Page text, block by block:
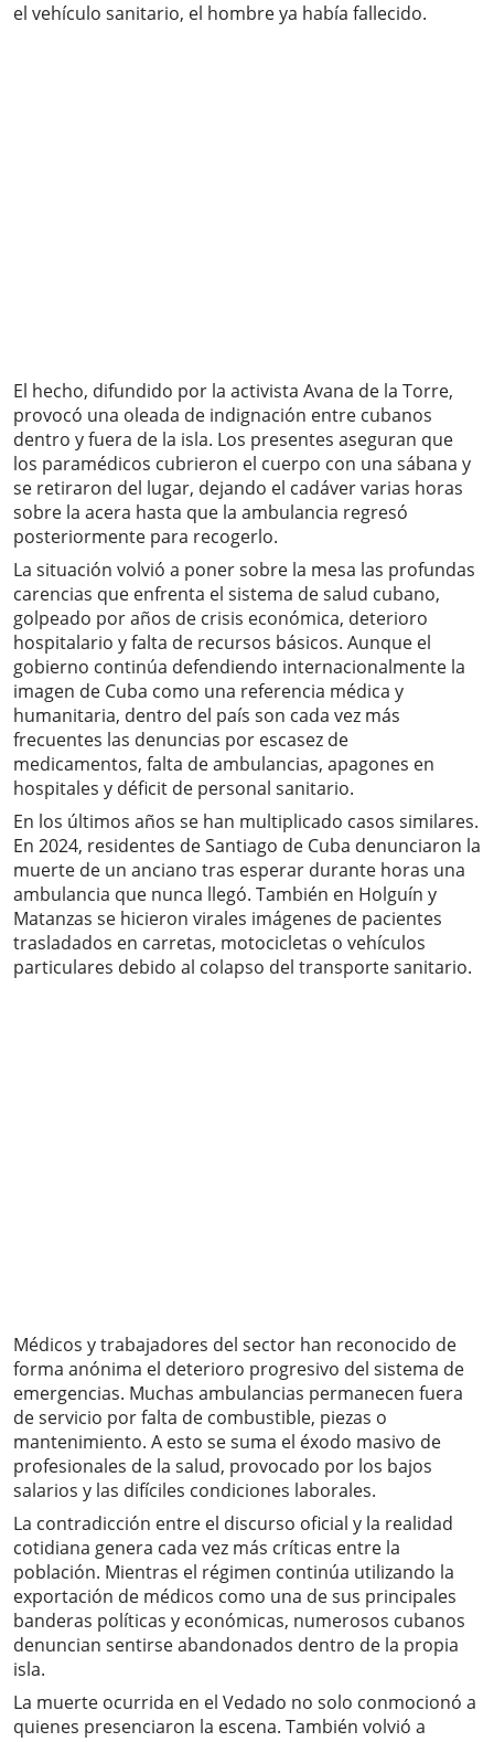
el vehículo sanitario, el hombre ya había fallecido.
El hecho, difundido por la activista Avana de la Torre,
provocó una oleada de indignación entre cubanos
dentro y fuera de la isla. Los presentes aseguran que
los paramédicos cubrieron el cuerpo con una sábana y
se retiraron del lugar, dejando el cadáver varias horas
sobre la acera hasta que la ambulancia regresó
posteriormente para recogerlo.
La situación volvió a poner sobre la mesa las profundas
carencias que enfrenta el sistema de salud cubano,
golpeado por años de crisis económica, deterioro
hospitalario y falta de recursos básicos. Aunque el
gobierno continúa defendiendo internacionalmente la
imagen de Cuba como una referencia médica y
humanitaria, dentro del país son cada vez más
frecuentes las denuncias por escasez de
medicamentos, falta de ambulancias, apagones en
hospitales y déficit de personal sanitario.
En los últimos años se han multiplicado casos similares.
En 2024, residentes de Santiago de Cuba denunciaron la
muerte de un anciano tras esperar durante horas una
ambulancia que nunca llegó. También en Holguín y
Matanzas se hicieron virales imágenes de pacientes
trasladados en carretas, motocicletas o vehículos
particulares debido al colapso del transporte sanitario.
Médicos y trabajadores del sector han reconocido de
forma anónima el deterioro progresivo del sistema de
emergencias. Muchas ambulancias permanecen fuera
de servicio por falta de combustible, piezas o
mantenimiento. A esto se suma el éxodo masivo de
profesionales de la salud, provocado por los bajos
salarios y las difíciles condiciones laborales.
La contradicción entre el discurso oficial y la realidad
cotidiana genera cada vez más críticas entre la
población. Mientras el régimen continúa utilizando la
exportación de médicos como una de sus principales
banderas políticas y económicas, numerosos cubanos
denuncian sentirse abandonados dentro de la propia
isla.
La muerte ocurrida en el Vedado no solo conmocionó a
quienes presenciaron la escena. También volvió a